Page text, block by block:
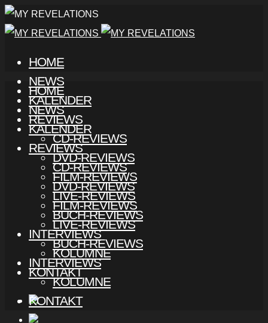
HOME
NEWS
KALENDER
REVIEWS
CD-REVIEWS
DVD-REVIEWS
FILM-REVIEWS
LIVE-REVIEWS
BUCH-REVIEWS
INTERVIEWS
KOLUMNE
KONTAKT
HOME
NEWS
KALENDER
REVIEWS
CD-REVIEWS
DVD-REVIEWS
FILM-REVIEWS
LIVE-REVIEWS
BUCH-REVIEWS
INTERVIEWS
KOLUMNE
KONTAKT